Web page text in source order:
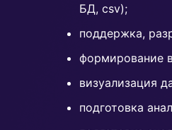
БД, csv);
поддержка,
формирование
визуализация
подготовка